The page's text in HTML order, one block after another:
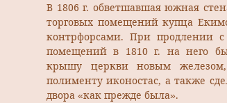
В 1806 г. обветшавшая южная
торговых помещений купца
контрфорсами. При продлении
помещений в 1810 г. на него
крышу церкви новым
полименту иконостас, а также
двора «как прежде была».